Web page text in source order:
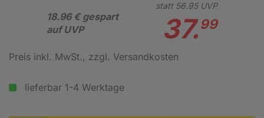
18.96 € gespart
auf UVP
statt 56.95UVP
37.99
Preis inkl. MwSt., zzgl. Versandkosten
lieferbar 1-4 Werktage